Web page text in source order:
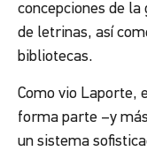
concepciones de
de letrinas, así
bibliotecas.
Como vio Laporte,
forma parte –y
un sistema